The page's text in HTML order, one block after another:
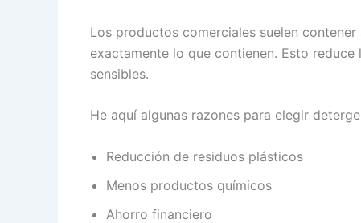
Los productos comerciales suelen
exactamente lo que contienen. Esto
sensibles.
He aquí algunas razones para elegir
Reducción de residuos plásticos
Menos productos químicos
Ahorro financiero